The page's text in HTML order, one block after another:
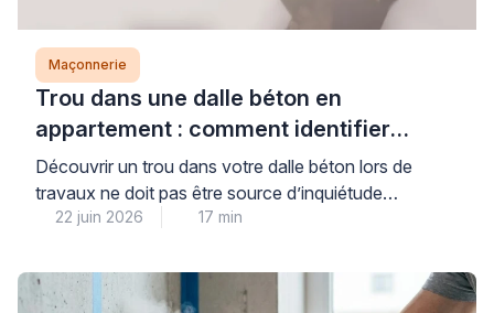
Maçonnerie
Trou dans une dalle béton en
appartement : comment identifier
l’origine et réparer sans risque
Découvrir un trou dans votre dalle béton lors de
travaux ne doit pas être source d’inquiétude
immédiate : dans la majorité des cas, il s’agit d’une
coulage parfaitement réparable. La première étape
consiste à identifier avec méthode la nature de votre
22 juin 2026 17 min